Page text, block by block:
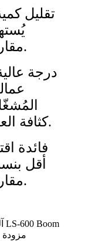
مقارنةً بالطريقة التقليدية.
كثافة العمالة في الوقت نفسه.
مقارنةً بالطريقة التقليدية.